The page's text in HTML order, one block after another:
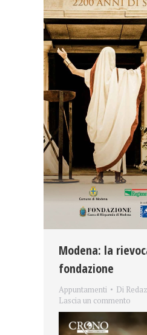
Modena: la
fondazione
Appuntamenti Di
Lascia un commento